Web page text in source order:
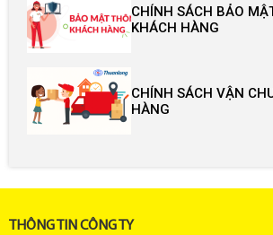
CHÍNH SÁCH BẢO
KHÁCH HÀNG
CHÍNH SÁCH VẬN
HÀNG
THÔNG TIN CÔNG TY